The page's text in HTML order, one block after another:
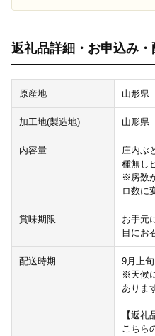
返礼品詳細・お申込み・
原産地 山形県
加工地(製造地) 山形県
内容量
庄内ぶ
種無し
※房数
ロ数に
賞味期限
お手元
目にお
配送時期
9月上
※天候
ありま
【返礼
こちら